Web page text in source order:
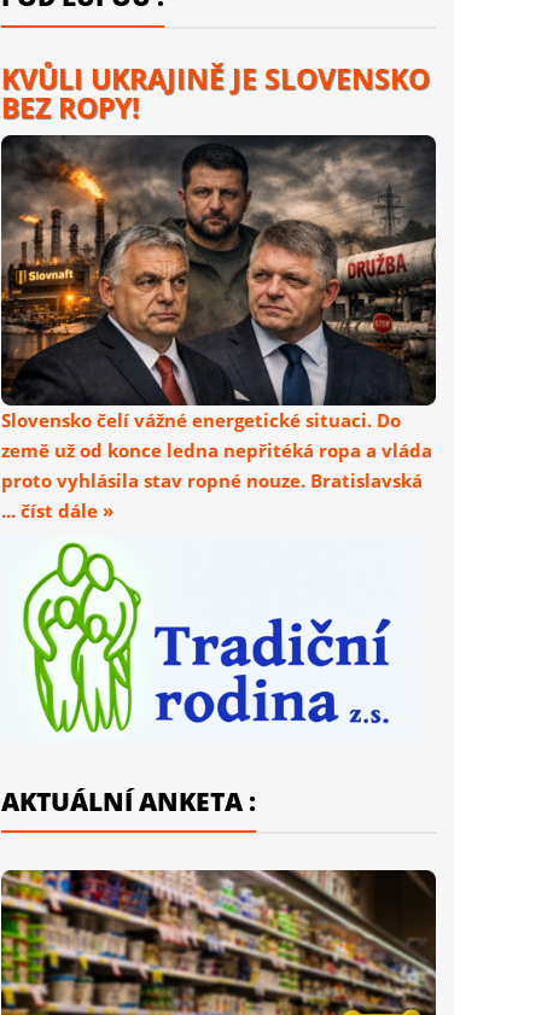
KVŮLI UKRAJINĚ JE SLOVENSKO
BEZ ROPY!
Slovensko čelí vážné energetické situaci. Do
země už od konce ledna nepřitéká ropa a vláda
proto vyhlásila stav ropné nouze. Bratislavská
... číst dále »
AKTUÁLNÍ ANKETA :